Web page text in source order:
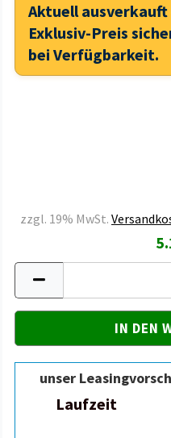
Aktuell
Exklusiv-Preis
bei Verfügbarkeit.
zzgl. 19% MwSt.
unser
Laufzeit